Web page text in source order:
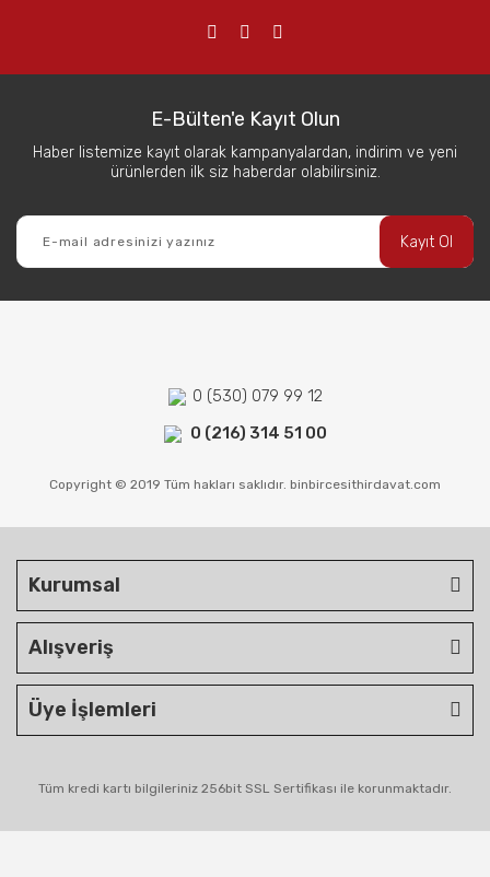
E-Bülten'e Kayıt Olun
Haber listemize kayıt olarak kampanyalardan, indirim ve yeni
ürünlerden ilk siz haberdar olabilirsiniz.
Kayıt Ol
0 (530) 079 99 12
0 (216) 314 51 00
Copyright © 2019 Tüm hakları saklıdır. binbircesithirdavat.com
Kurumsal
Alışveriş
Üye İşlemleri
Tüm kredi kartı bilgileriniz 256bit SSL Sertifikası ile korunmaktadır.